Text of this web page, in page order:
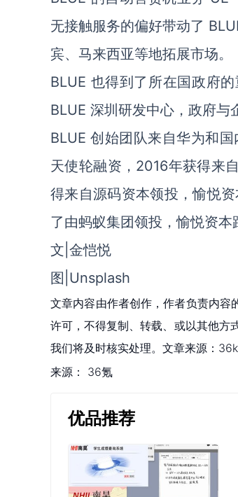
无接触服务的偏好带动了
宾、马来西亚等地拓展市场。
BLUE 也得到了所在国政府
BLUE 深圳研发中心，政府与
BLUE 创始团队来自华为和
天使轮融资，2016年获得来
得来自源码资本领投，愉悦
了由蚂蚁集团领投，愉悦资本
文|金恺悦
图|Unsplash
文章内容由作者创作，作者负责内
许可，不得复制、转载、或以其他方
我们将及时核实处理。文章来源：
来源： 36氪
优品推荐